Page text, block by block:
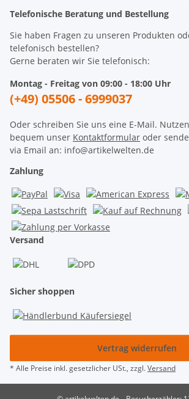
Telefonische Beratung und Bestellung
Sie haben Fragen zu unseren Produkten
telefonisch bestellen?
Gerne beraten wir Sie telefonisch:
Montag - Freitag von 09:00 - 18:00 Uhr
(+49) 05506 - 6999037
Oder schreiben Sie uns eine E-Mail.
bequem unser Kontaktformular oder
via Email an: info@artikelwelten.de
Zahlung
Versand
Sicher shoppen
Vertrag widerrufen
* Alle Preise inkl. gesetzlicher USt., zzgl.Versand